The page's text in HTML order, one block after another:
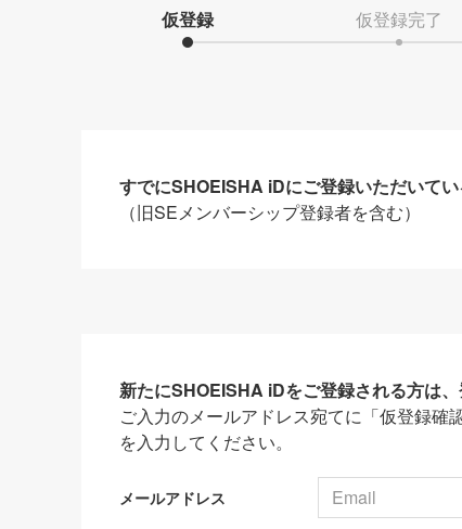
仮登録 仮登録完了
すでにSHOEISHA iDにご登録いただいて
（旧SEメンバーシップ登録者を含む）
新たにSHOEISHA iDをご登録される方は
ご入力のメールアドレス宛てに「仮登録確
を入力してください。
メールアドレス